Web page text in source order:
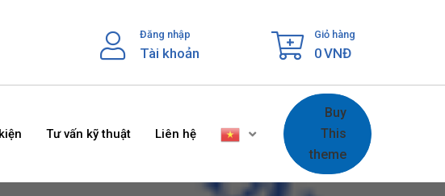
Đăng nhập
Tài khoản
Giỏ hàng
0VNĐ
Tư vấn kỹ thuật Liên hệ
Buy
This
theme